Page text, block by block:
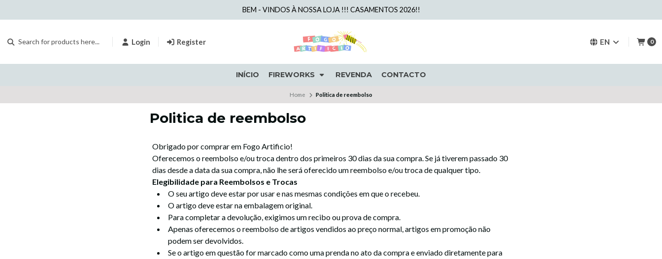
Login Register EN 0
INÍCIO FIREWORKS REVENDA CONTACTO
BEM - VINDOS À NOSSA LOJA !!! CASAMENTOS 2026!!
Home Politica de reembolso
Politica de reembolso
Obrigado por comprar em Fogo Artificio!
Oferecemos o reembolso e/ou troca dentro dos primeiros 30 dias da sua compra. Se já tiverem passado 30
dias desde a data da sua compra, não lhe será oferecido um reembolso e/ou troca de qualquer tipo.
Elegibilidade para Reembolsos e Trocas
O seu artigo deve estar por usar e nas mesmas condições em que o recebeu.
O artigo deve estar na embalagem original.
Para completar a devolução, exigimos um recibo ou prova de compra.
Apenas oferecemos o reembolso de artigos vendidos ao preço normal, artigos em promoção não
podem ser devolvidos.
Se o artigo em questão for marcado como uma prenda no ato da compra e enviado diretamente para